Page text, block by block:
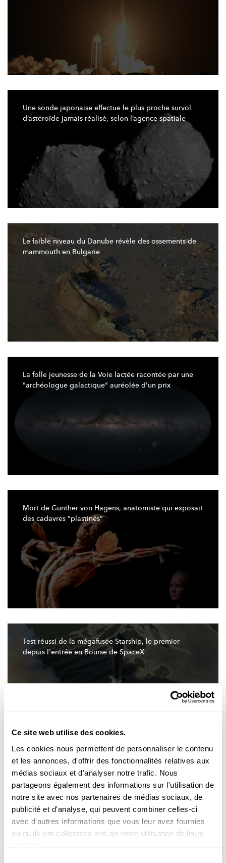
Ce site web utilise des cookies.
Les cookies nous permettent de personnaliser le contenu
et les annonces, d'offrir des fonctionnalités relatives aux
médias sociaux et d'analyser notre trafic. Nous
partageons également des informations sur l'utilisation de
notre site avec nos partenaires de médias sociaux, de
publicité et d'analyse, qui peuvent combiner celles-ci
avec d'autres informations que vous leur avez fournies
ou qu'ils ont collectées lors de votre utilisation de leurs
Une sonde japonaise effectue le plus proche survol
d’astéroïde jamais réalisé, selon l’agence spatiale
Le faible niveau du Danube révèle des ossements de
mammouth en Bulgarie
La folle jeunesse de la Voie lactée racontée par une
"archéologue galactique" auréolée d'un prix
Mort de Gunther von Hagens, anatomiste qui exposait
des cadavres "plastinés"
Test réussi de la mégafusée Starship, le premier
depuis l'entréeen Bourse de SpaceX
La médaille Fields couronne quatre jeunes
mathématiciens,dont deux Chinois